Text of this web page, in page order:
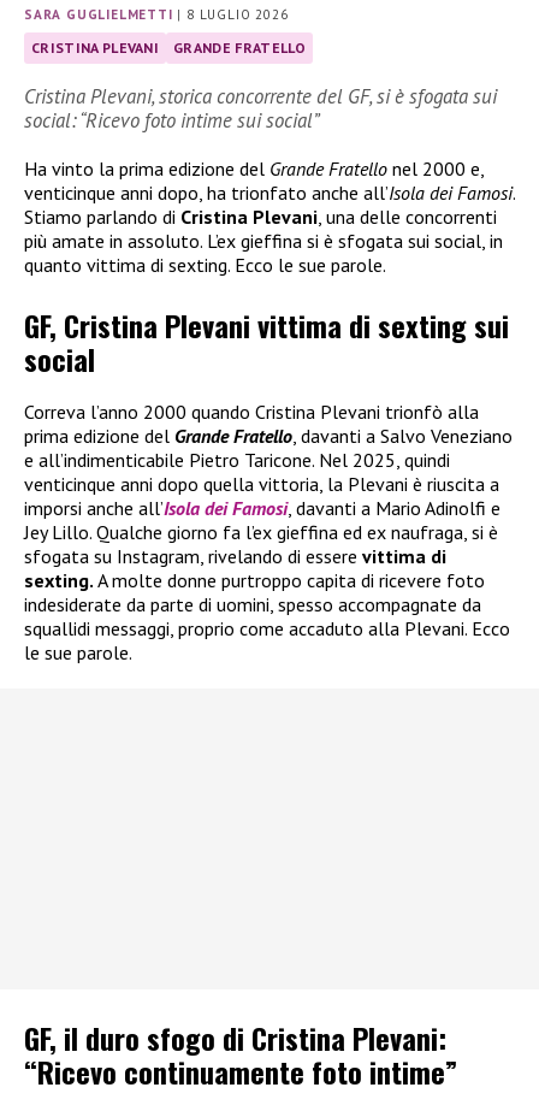
SARA GUGLIELMETTI | 8 LUGLIO 2026
CRISTINA PLEVANI GRANDE FRATELLO
Cristina Plevani, storica concorrente del GF, si è sfogata sui
social: “Ricevo foto intime sui social”
Ha vinto la prima edizione del Grande Fratello nel 2000 e,
venticinque anni dopo, ha trionfato anche all’Isola dei Famosi.
Stiamo parlando di Cristina Plevani , una delle concorrenti
più amate in assoluto. L’ex gieffina si è sfogata sui social, in
quanto vittima di sexting. Ecco le sue parole.
GF, Cristina Plevani vittima di sexting sui
social
Correva l’anno 2000 quando Cristina Plevani trionfò alla
prima edizione del Grande Fratello , davanti a Salvo Veneziano
e all’indimenticabile Pietro Taricone. Nel 2025, quindi
venticinque anni dopo quella vittoria, la Plevani è riuscita a
imporsi anche all’Isola dei Famosi, davanti a Mario Adinolfi e
Jey Lillo. Qualche giorno fa l’ex gieffina ed ex naufraga, si è
sfogata su Instagram, rivelando di essere vittima di
sexting. A molte donne purtroppo capita di ricevere foto
indesiderate da parte di uomini, spesso accompagnate da
squallidi messaggi, proprio come accaduto alla Plevani. Ecco
le sue parole.
GF, il duro sfogo di Cristina Plevani:
“Ricevo continuamente foto intime”